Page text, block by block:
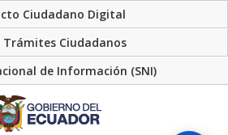
Ciudadano Digital
Trámites Ciudadanos
de Información (SNI)